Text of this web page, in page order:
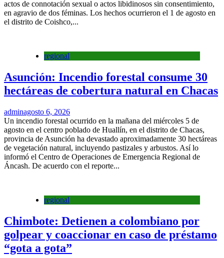
actos de connotación sexual o actos libidinosos sin consentimiento,
en agravio de dos féminas. Los hechos ocurrieron el 1 de agosto en
el distrito de Coishco,...
regional
Asunción: Incendio forestal consume 30
hectáreas de cobertura natural en Chacas
adminagosto 6, 2026
Un incendio forestal ocurrido en la mañana del miércoles 5 de
agosto en el centro poblado de Huallín, en el distrito de Chacas,
provincia de Asunción ha devastado aproximadamente 30 hectáreas
de vegetación natural, incluyendo pastizales y arbustos. Así lo
informó el Centro de Operaciones de Emergencia Regional de
Áncash. De acuerdo con el reporte...
regional
Chimbote: Detienen a colombiano por
golpear y coaccionar en caso de préstamo
“gota a gota”